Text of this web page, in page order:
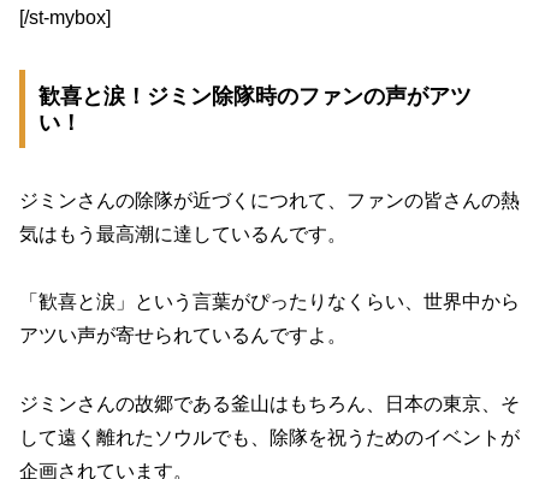
[/st-mybox]
歓喜と涙！ジミン除隊時のファンの声がアツ
い！
ジミンさんの除隊が近づくにつれて、ファンの皆さんの熱
気はもう最高潮に達しているんです。
「歓喜と涙」という言葉がぴったりなくらい、世界中から
アツい声が寄せられているんですよ。
ジミンさんの故郷である釜山はもちろん、日本の東京、そ
して遠く離れたソウルでも、除隊を祝うためのイベントが
企画されています。